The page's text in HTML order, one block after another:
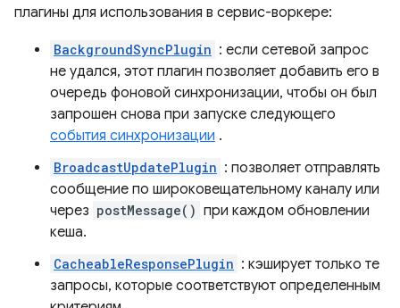
плагины для использования в сервис-воркере:
BackgroundSyncPlugin : если сетевой запрос
не удался, этот плагин позволяет добавить его в
очередь фоновой синхронизации, чтобы он был
запрошен снова при запуске следующего
события синхронизации .
BroadcastUpdatePlugin : позволяет отправлять
сообщение по широковещательному каналу или
через postMessage() при каждом обновлении
кеша.
CacheableResponsePlugin : кэширует только те
запросы, которые соответствуют определенным